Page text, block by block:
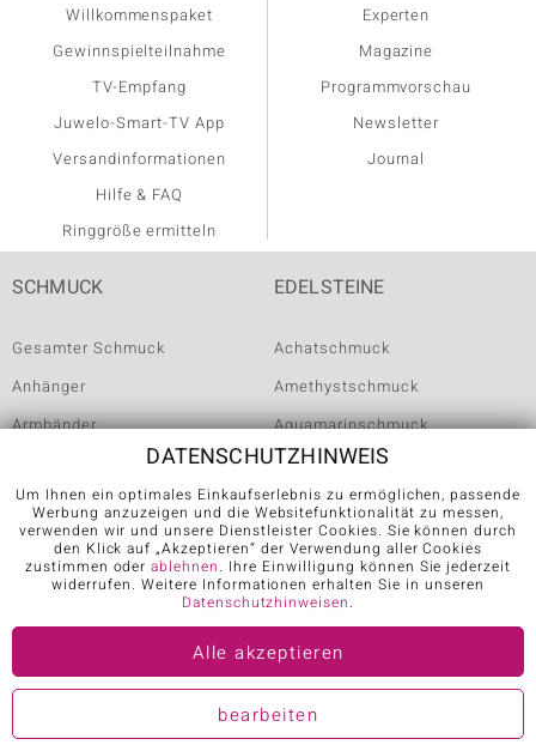
Willkommenspaket
Gewinnspielteilnahme
TV-Empfang
Juwelo-Smart-TV App
Versandinformationen
Hilfe & FAQ
Ringgröße ermitteln
Experten
Magazine
Programmvorschau
Newsletter
Journal
SCHMUCK
Gesamter Schmuck
Anhänger
Armbänder
Damenringe
Diamantringe
Goldringe
EDELSTEINE
Achatschmuck
Amethystschmuck
Aquamarinschmuck
Bernsteinschmuck
Citrinschmuck
Diamantschmuck
Granatschmuck
RINGE
Achat Ring
KATEGORIEN
Kreuzanhänger
DATENSCHUTZHINWEIS
Um Ihnen ein optimales Einkaufserlebnis zu ermöglichen, passende
Werbung anzuzeigen und die Websitefunktionalität zu messen,
verwenden wir und unsere Dienstleister Cookies. Sie können durch
den Klick auf „Akzeptieren“ der Verwendung aller Cookies
zustimmen oderablehnen. Ihre Einwilligung können Sie jederzeit
widerrufen. Weitere Informationen erhalten Sie in unseren
Datenschutzhinweisen.
Alle akzeptieren
bearbeiten